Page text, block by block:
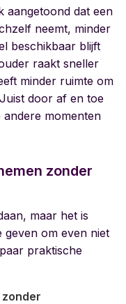
aangetoond dat een
neemt, minder
beschikbaar blijft
raakt sneller
minder ruimte om
door af en toe
momenten
zonder
maar het is
geven om even niet
praktische